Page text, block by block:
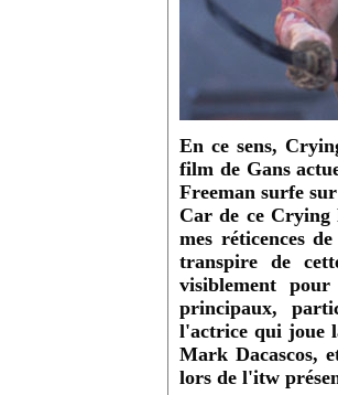
En ce sens,
film de Gans
Freeman surfe
Car de ce Crying
mes réticences
transpire de
visiblement
principaux,
l'actrice qui joue
Mark Dacascos,
lors de l'itw